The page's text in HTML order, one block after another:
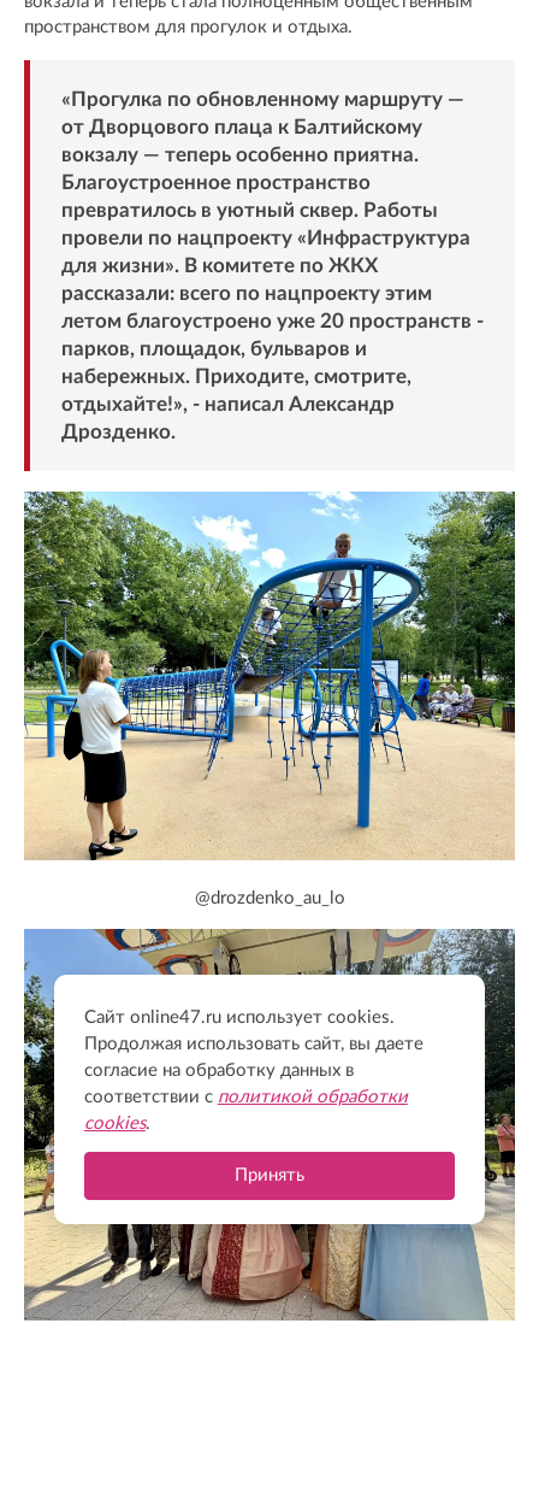
пространством для прогулок и отдыха.
«Прогулка по обновленному маршруту —
от Дворцового плаца к Балтийскому
вокзалу — теперь особенно приятна.
Благоустроенное пространство
превратилось в уютный сквер. Работы
провели по нацпроекту «Инфраструктура
для жизни». В комитете по ЖКХ
рассказали: всего по нацпроекту этим
летом благоустроено уже 20 пространств -
парков, площадок, бульваров и
набережных. Приходите, смотрите,
отдыхайте!», - написал Александр
Дрозденко.
@drozdenko_au_lo
Сайт online47.ru использует cookies.
Продолжая использовать сайт, вы даете
согласие на обработку данных в
соответствии с политикой обработки
cookies.
Принять